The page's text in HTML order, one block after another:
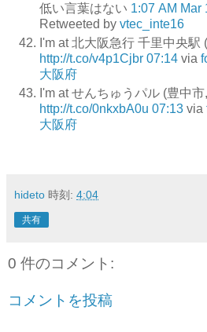
低い言葉はない 1:07 AM Mar
Retweeted by vtec_inte16
I'm at 北大阪急行 千里中央駅
http://t.co/v4p1Cjbr 07:14 via
大阪府
I'm at せんちゅうパル (豊中
http://t.co/0nkxbA0u 07:13 via
大阪府
hideto 時刻: 4:04
共有
0 件のコメント:
コメントを投稿